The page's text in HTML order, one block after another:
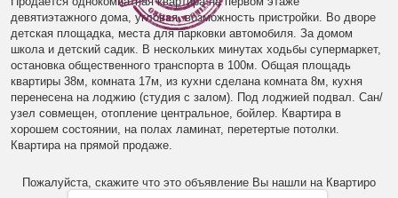
девятиэтажного дома, угловая, возможность пристройки. Во дворе
детская площадка, места для парковки автомобиля. За домом
школа и детский садик. В нескольких минутах ходьбы супермаркет,
остановка общественного транспорта в 100м. Общая площадь
квартиры 38м, комната 17м, из кухни сделана комната 8м, кухня
перенесена на лоджию (студия с залом). Под лоджией подвал. Сан/
узел совмещен, отопление центральное, бойлер. Квартира в
хорошем состоянии, на полах ламинат, перетертые потолки.
Квартира на прямой продаже.
Пожалуйста, скажите что это объявление Вы нашли на Квартиро